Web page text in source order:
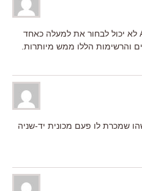
וד"א, מילא אוסקרים, אבל אם AFI לא יכול לבחור את למעלה כאחד
והרשימות הללו ממש מיותרות.
ה3 זה איזה מישהו שמכרת לו פעם מכונית יד-שניה